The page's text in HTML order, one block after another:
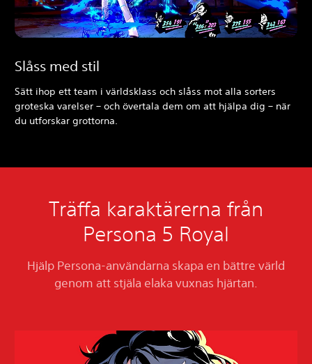
Slåss med stil
Sätt ihop ett team i världsklass och slåss mot alla sorters
groteska varelser – och övertala dem om att hjälpa dig – när
du utforskar grottorna.
Träffa karaktärerna från
Persona 5 Royal
Hjälp Persona-användarna skapa en bättre värld
genom att stjäla elaka vuxnas hjärtan.